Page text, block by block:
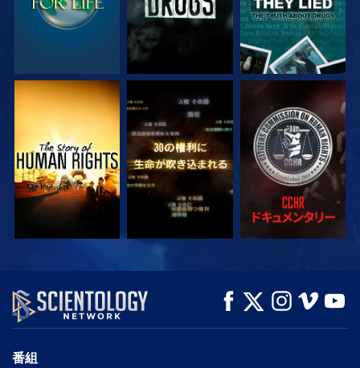
観る 観る 観る
観る シリーズを探求
番組